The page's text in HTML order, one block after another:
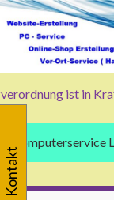
ist in
Computerservice
Kontakt